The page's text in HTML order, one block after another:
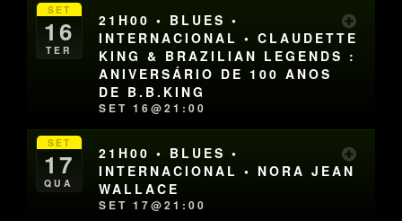
SET
16
TER
21H00 • BLUES •
INTERNACIONAL • CLAUDETTE
KING & BRAZILIAN LEGENDS :
ANIVERSÁRIO DE 100 ANOS
DE B.B.KING
SET 16@21:00
SET
17
QUA
21H00 • BLUES •
INTERNACIONAL • NORA JEAN
WALLACE
SET 17@21:00